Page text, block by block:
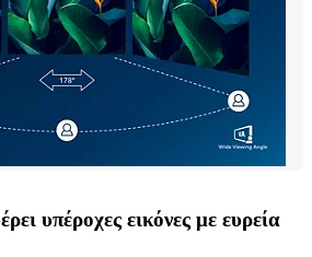
υπέροχες εικόνες με ευρεία